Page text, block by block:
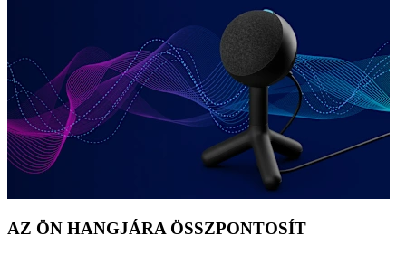
AZ ÖN HANGJÁRA ÖSSZPONTOSÍT